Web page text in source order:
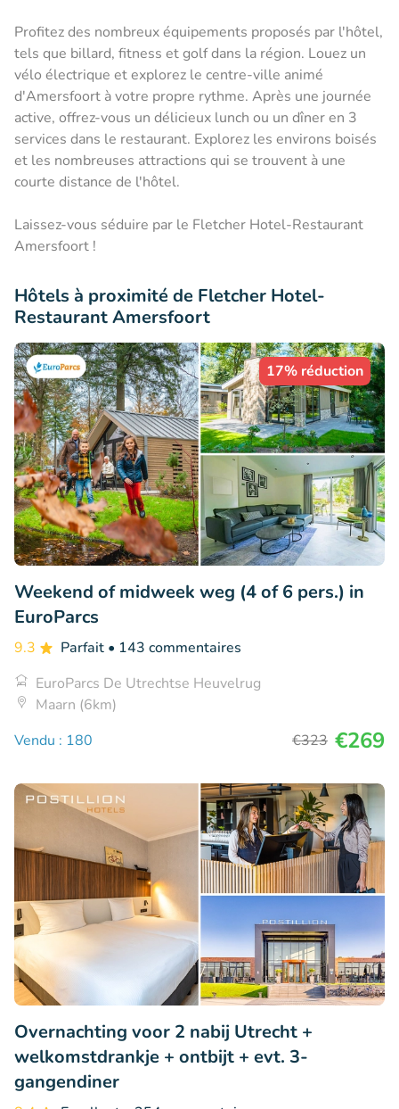
Profitez des nombreux équipements proposés par l'hôtel,
tels que billard, fitness et golf dans la région. Louez un
vélo électrique et explorez le centre-ville animé
d'Amersfoort à votre propre rythme. Après une journée
active, offrez-vous un délicieux lunch ou un dîner en 3
services dans le restaurant. Explorez les environs boisés
et les nombreuses attractions qui se trouvent à une
courte distance de l'hôtel.
Laissez-vous séduire par le Fletcher Hotel-Restaurant
Amersfoort !
Hôtels à proximité de Fletcher Hotel-
Restaurant Amersfoort
17% réduction
Weekend of midweek weg (4 of 6 pers.) in
EuroParcs
9.3 Parfait • 143 commentaires
EuroParcs De Utrechtse Heuvelrug
Maarn (6km)
Vendu : 180
€323 €269
Overnachting voor 2 nabij Utrecht +
welkomstdrankje + ontbijt + evt. 3-
gangendiner